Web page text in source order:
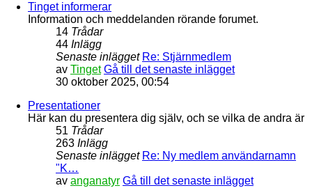
Tinget informerar
Information och meddelanden rörande forumet.
14 Trådar
44 Inlägg
Senaste inlägget Re: Stjärnmedlem
av Tinget Gå till det senaste inlägget
30 oktober 2025, 00:54
Presentationer
Här kan du presentera dig själv, och se vilka de andra är
51 Trådar
263 Inlägg
Senaste inlägget Re: Ny medlem användarnamn
"K…
av anganatyr Gå till det senaste inlägget